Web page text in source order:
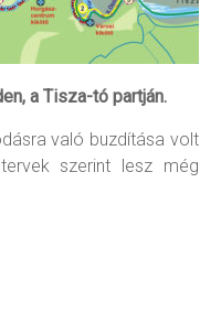
a Tisza-tó partján.
való buzdítása volt
szerint lesz még